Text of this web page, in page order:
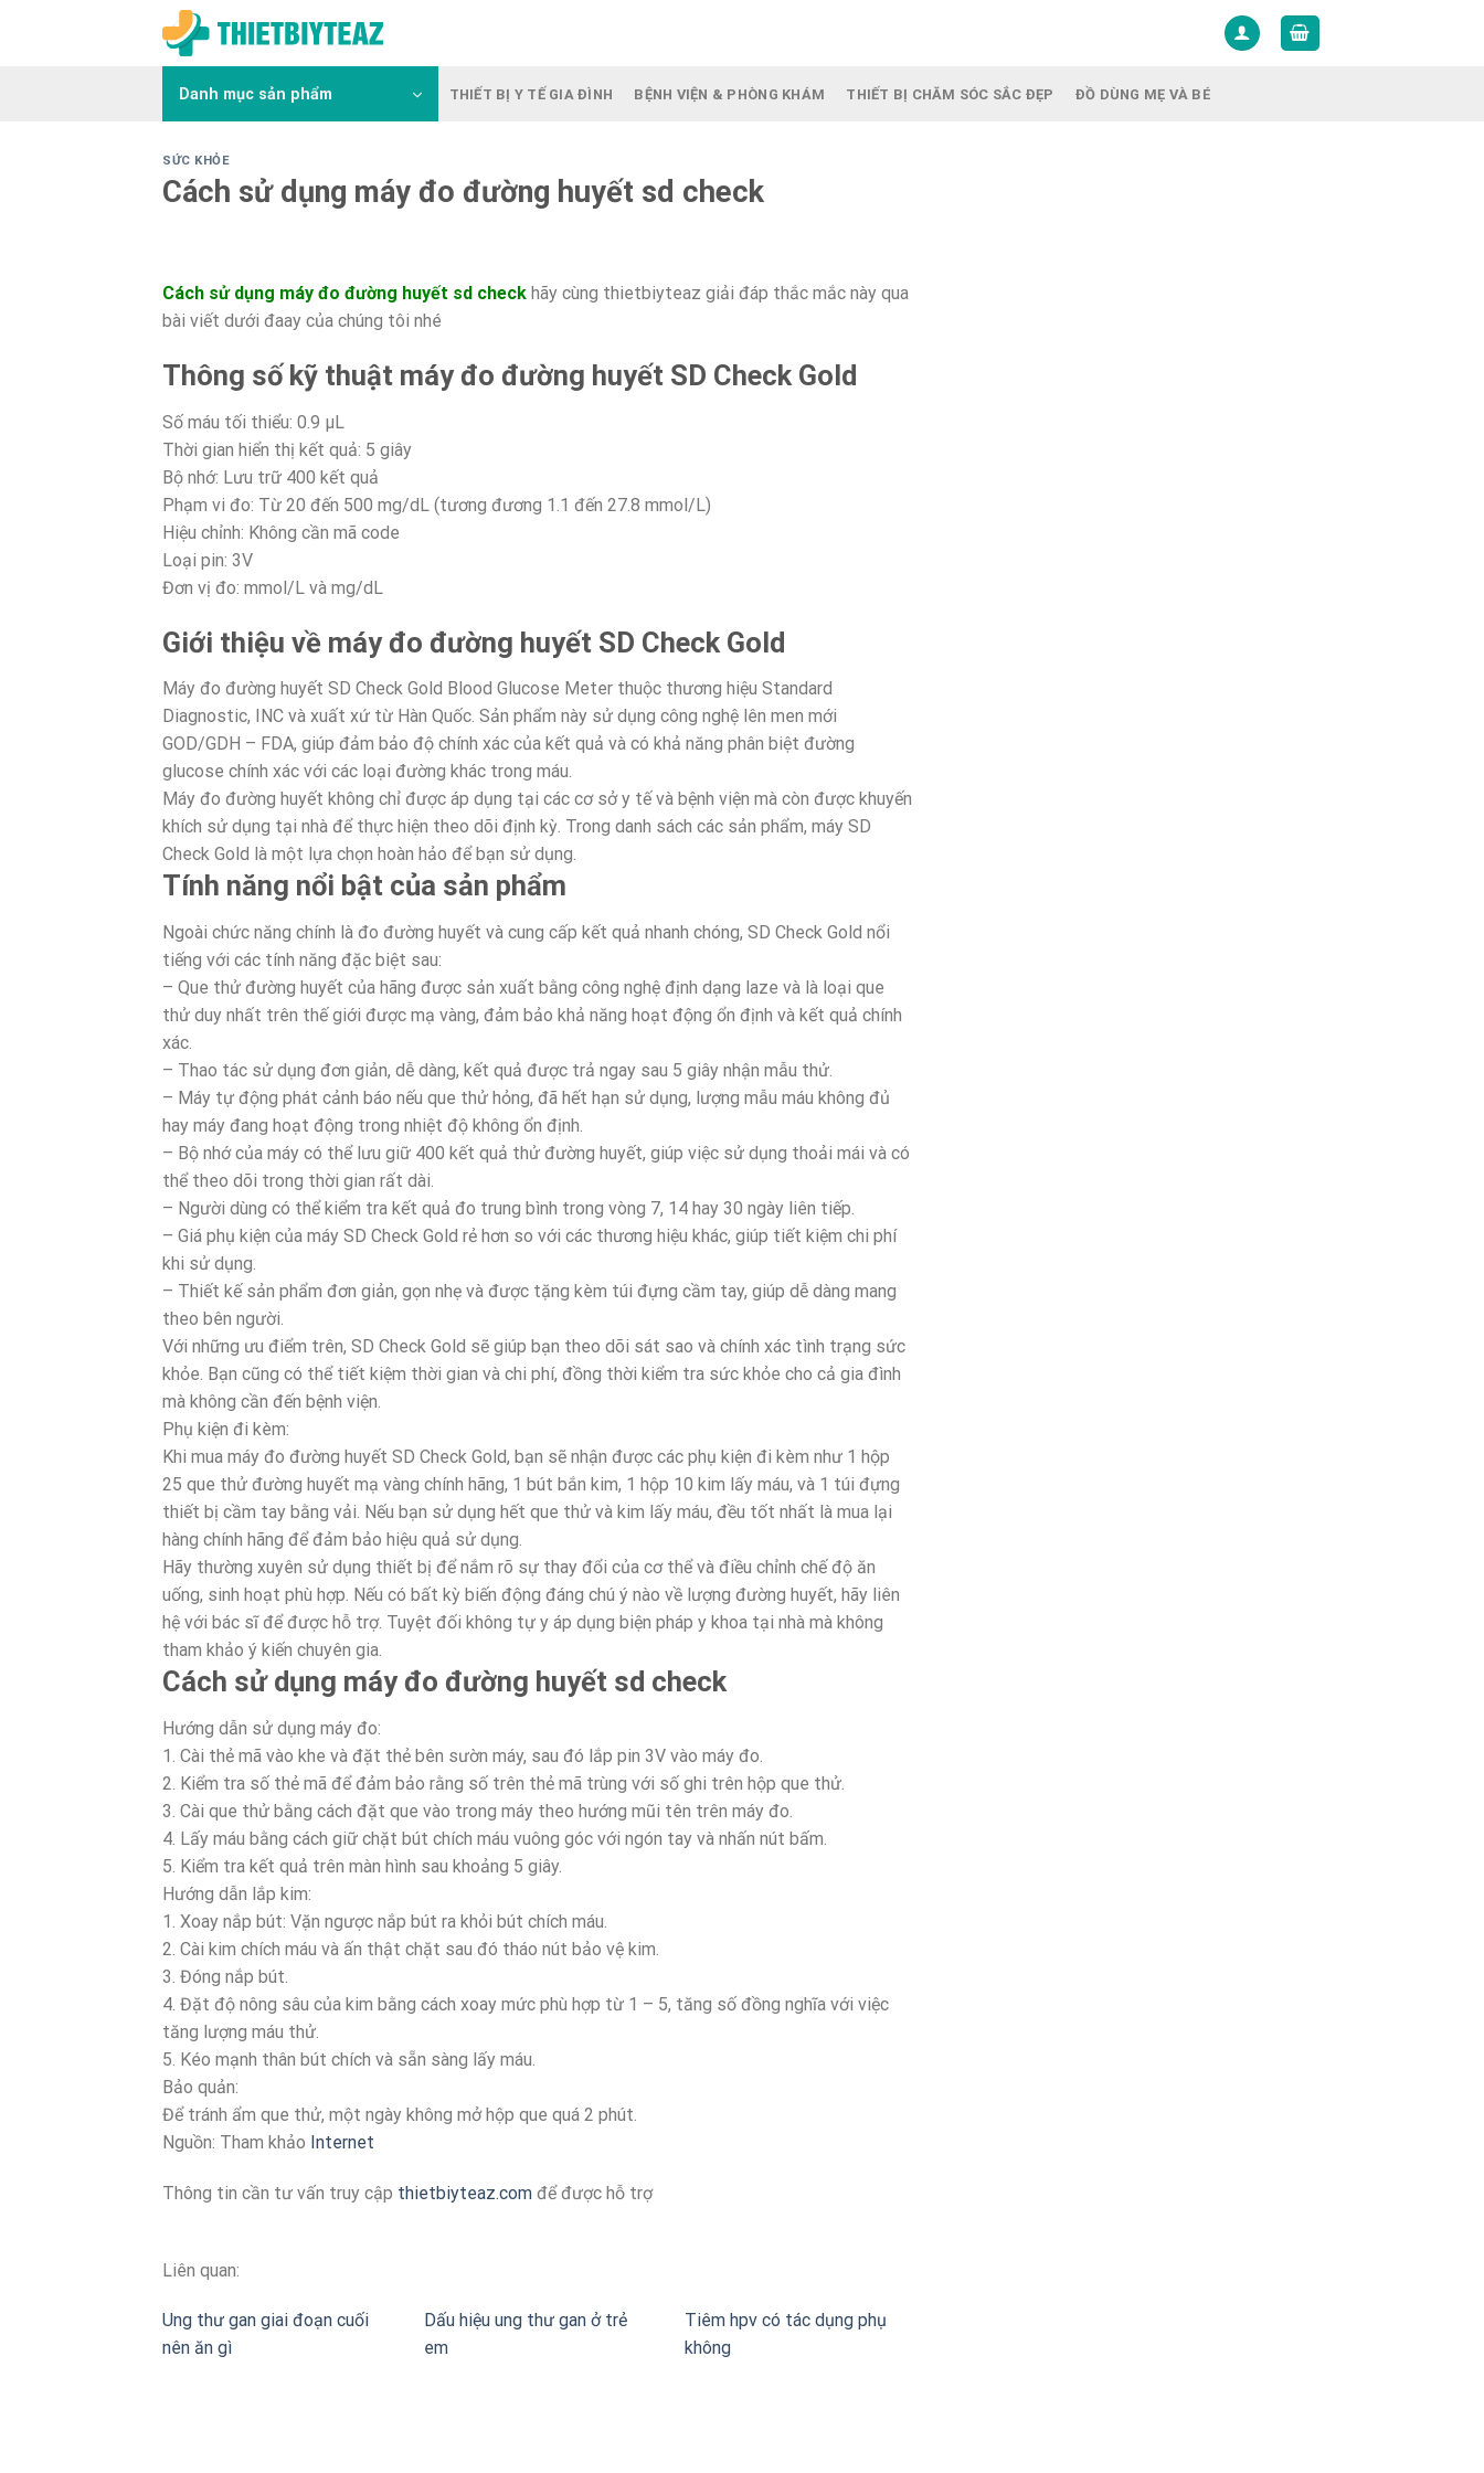
Danh mục sản phẩm THIẾT BỊ Y TẾ GIA ĐÌNH BỆNH VIỆN & PHÒNG KHÁM THIẾT BỊ CHĂM SÓC SẮC ĐẸP ĐỒ DÙNG MẸ VÀ BÉ
SỨC KHỎE
Cách sử dụng máy đo đường huyết sd check
Cách sử dụng máy đo đường huyết sd check hãy cùng thietbiyteaz giải đáp thắc mắc này qua
bài viết dưới đaay của chúng tôi nhé
Thông số kỹ thuật máy đo đường huyết SD Check Gold
Số máu tối thiểu: 0.9 µL
Thời gian hiển thị kết quả: 5 giây
Bộ nhớ: Lưu trữ 400 kết quả
Phạm vi đo: Từ 20 đến 500 mg/dL (tương đương 1.1 đến 27.8 mmol/L)
Hiệu chỉnh: Không cần mã code
Loại pin: 3V
Đơn vị đo: mmol/L và mg/dL
Giới thiệu về máy đo đường huyết SD Check Gold
Máy đo đường huyết SD Check Gold Blood Glucose Meter thuộc thương hiệu Standard
Diagnostic, INC và xuất xứ từ Hàn Quốc. Sản phẩm này sử dụng công nghệ lên men mới
GOD/GDH – FDA, giúp đảm bảo độ chính xác của kết quả và có khả năng phân biệt đường
glucose chính xác với các loại đường khác trong máu.
Máy đo đường huyết không chỉ được áp dụng tại các cơ sở y tế và bệnh viện mà còn được khuyến
khích sử dụng tại nhà để thực hiện theo dõi định kỳ. Trong danh sách các sản phẩm, máy SD
Check Gold là một lựa chọn hoàn hảo để bạn sử dụng.
Tính năng nổi bật của sản phẩm
Ngoài chức năng chính là đo đường huyết và cung cấp kết quả nhanh chóng, SD Check Gold nổi
tiếng với các tính năng đặc biệt sau:
– Que thử đường huyết của hãng được sản xuất bằng công nghệ định dạng laze và là loại que
thử duy nhất trên thế giới được mạ vàng, đảm bảo khả năng hoạt động ổn định và kết quả chính
xác.
– Thao tác sử dụng đơn giản, dễ dàng, kết quả được trả ngay sau 5 giây nhận mẫu thử.
– Máy tự động phát cảnh báo nếu que thử hỏng, đã hết hạn sử dụng, lượng mẫu máu không đủ
hay máy đang hoạt động trong nhiệt độ không ổn định.
– Bộ nhớ của máy có thể lưu giữ 400 kết quả thử đường huyết, giúp việc sử dụng thoải mái và có
thể theo dõi trong thời gian rất dài.
– Người dùng có thể kiểm tra kết quả đo trung bình trong vòng 7, 14 hay 30 ngày liên tiếp.
– Giá phụ kiện của máy SD Check Gold rẻ hơn so với các thương hiệu khác, giúp tiết kiệm chi phí
khi sử dụng.
– Thiết kế sản phẩm đơn giản, gọn nhẹ và được tặng kèm túi đựng cầm tay, giúp dễ dàng mang
theo bên người.
Với những ưu điểm trên, SD Check Gold sẽ giúp bạn theo dõi sát sao và chính xác tình trạng sức
khỏe. Bạn cũng có thể tiết kiệm thời gian và chi phí, đồng thời kiểm tra sức khỏe cho cả gia đình
mà không cần đến bệnh viện.
Phụ kiện đi kèm:
Khi mua máy đo đường huyết SD Check Gold, bạn sẽ nhận được các phụ kiện đi kèm như 1 hộp
25 que thử đường huyết mạ vàng chính hãng, 1 bút bắn kim, 1 hộp 10 kim lấy máu, và 1 túi đựng
thiết bị cầm tay bằng vải. Nếu bạn sử dụng hết que thử và kim lấy máu, đều tốt nhất là mua lại
hàng chính hãng để đảm bảo hiệu quả sử dụng.
Hãy thường xuyên sử dụng thiết bị để nắm rõ sự thay đổi của cơ thể và điều chỉnh chế độ ăn
uống, sinh hoạt phù hợp. Nếu có bất kỳ biến động đáng chú ý nào về lượng đường huyết, hãy liên
hệ với bác sĩ để được hỗ trợ. Tuyệt đối không tự y áp dụng biện pháp y khoa tại nhà mà không
tham khảo ý kiến chuyên gia.
Cách sử dụng máy đo đường huyết sd check
Hướng dẫn sử dụng máy đo:
1. Cài thẻ mã vào khe và đặt thẻ bên sườn máy, sau đó lắp pin 3V vào máy đo.
2. Kiểm tra số thẻ mã để đảm bảo rằng số trên thẻ mã trùng với số ghi trên hộp que thử.
3. Cài que thử bằng cách đặt que vào trong máy theo hướng mũi tên trên máy đo.
4. Lấy máu bằng cách giữ chặt bút chích máu vuông góc với ngón tay và nhấn nút bấm.
5. Kiểm tra kết quả trên màn hình sau khoảng 5 giây.
Hướng dẫn lắp kim:
1. Xoay nắp bút: Vặn ngược nắp bút ra khỏi bút chích máu.
2. Cài kim chích máu và ấn thật chặt sau đó tháo nút bảo vệ kim.
3. Đóng nắp bút.
4. Đặt độ nông sâu của kim bằng cách xoay mức phù hợp từ 1 – 5, tăng số đồng nghĩa với việc
tăng lượng máu thử.
5. Kéo mạnh thân bút chích và sẵn sàng lấy máu.
Bảo quản:
Để tránh ẩm que thử, một ngày không mở hộp que quá 2 phút.
Nguồn: Tham khảo Internet
Thông tin cần tư vấn truy cập thietbiyteaz.com để được hỗ trợ
Liên quan:
Ung thư gan giai đoạn cuối
nên ăn gì
Dấu hiệu ung thư gan ở trẻ
em
Tiêm hpv có tác dụng phụ
không